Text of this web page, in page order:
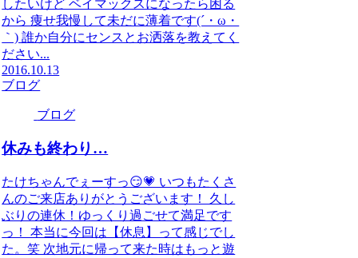
したいけど ベイマックスになったら困る
から 痩せ我慢して未だに薄着です(´・ω・
｀) 誰か自分にセンスとお洒落を教えてく
ださい...
2016.10.13
ブログ
ブログ
休みも終わり…
たけちゃんでぇーすっ😏💗 いつもたくさ
んのご来店ありがとうございます！ 久し
ぶりの連休！ゆっくり過ごせて満足です
っ！ 本当に今回は【休息】って感じでし
た。笑 次地元に帰って来た時はもっと遊